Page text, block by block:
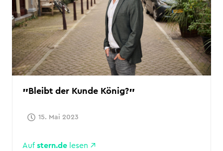
Bleibt der Kunde König?
15. Mai 2023
Auf stern.de lesen